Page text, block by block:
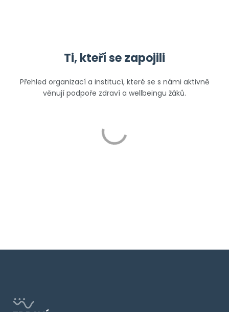
Ti, kteří se zapojili
Přehled organizací a institucí, které se s námi aktivně
věnují podpoře zdraví a wellbeingu žáků.